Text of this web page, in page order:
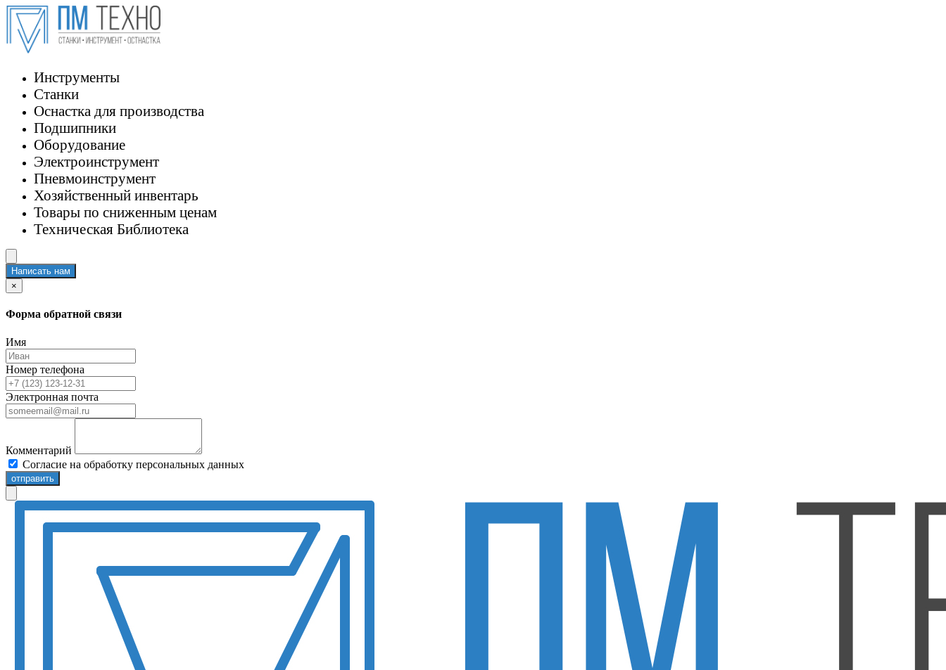
Инструменты
Станки
Оснастка для производства
Подшипники
Оборудование
Электроинструмент
Пневмоинструмент
Хозяйственный инвентарь
Товары по сниженным ценам
Техническая Библиотека
Написать нам
×
Форма обратной связи
Имя
Номер телефона
Электронная почта
Комментарий
Согласие на обработку персональных данных
отправить